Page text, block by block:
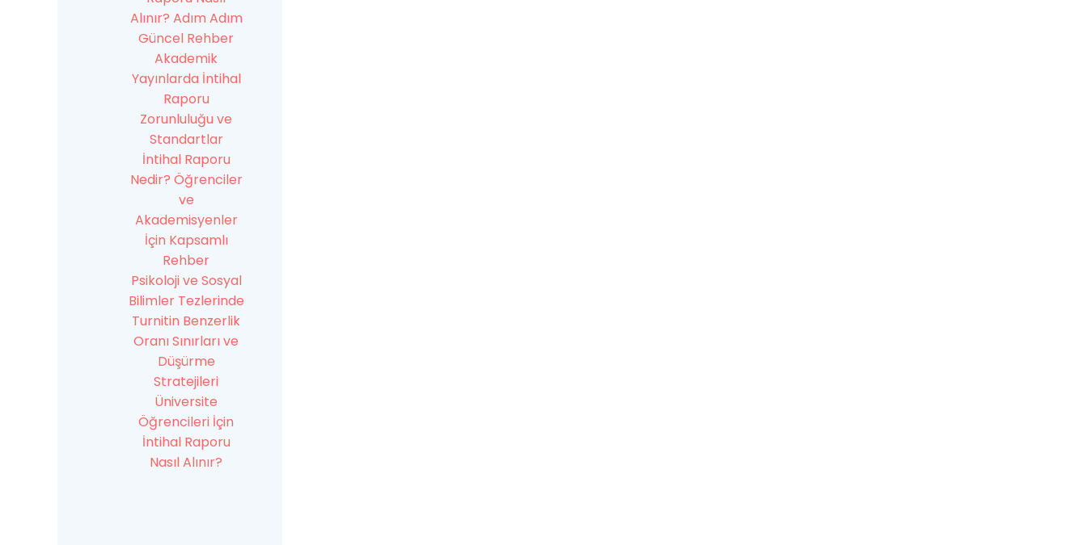
Alınır? Adım Adım
Güncel Rehber
Akademik
Yayınlarda İntihal
Raporu
Zorunluluğu ve
Standartlar
İntihal Raporu
Nedir? Öğrenciler
ve
Akademisyenler
İçin Kapsamlı
Rehber
Psikoloji ve Sosyal
Bilimler Tezlerinde
Turnitin Benzerlik
Oranı Sınırları ve
Düşürme
Stratejileri
Üniversite
Öğrencileri İçin
İntihal Raporu
Nasıl Alınır?